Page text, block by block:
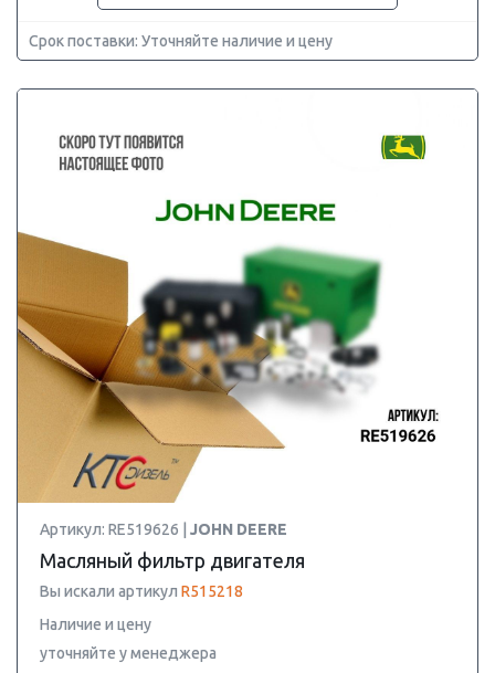
Срок поставки: Уточняйте наличие и цену
Артикул: RE519626 | JOHN DEERE
Масляный фильтр двигателя
Вы искали артикул R515218
Наличие и цену
уточняйте у менеджера